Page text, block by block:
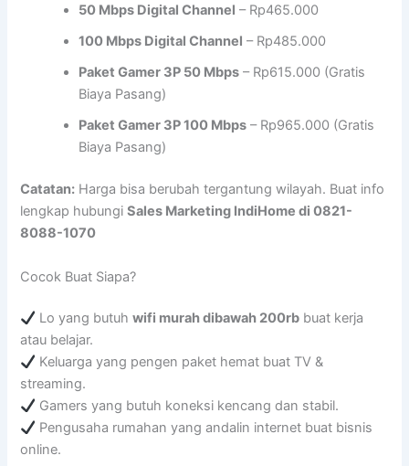
50 Mbps Digital Channel – Rp465.000
100 Mbps Digital Channel – Rp485.000
Paket Gamer 3P 50 Mbps – Rp615.000 (Gratis
Biaya Pasang)
Paket Gamer 3P 100 Mbps – Rp965.000 (Gratis
Biaya Pasang)
Catatan: Harga bisa berubah tergantung wilayah. Buat info
lengkap hubungiSales Marketing IndiHome di 0821-
8088-1070
Cocok Buat Siapa?
Lo yang butuhwifi murah dibawah 200rb buat kerja
atau belajar.
Keluarga yang pengen paket hemat buat TV &
streaming.
Gamers yang butuh koneksi kencang dan stabil.
Pengusaha rumahan yang andalin internet buat bisnis
online.